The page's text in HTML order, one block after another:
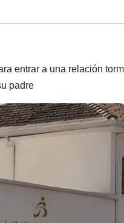
entrar a una relación
padre